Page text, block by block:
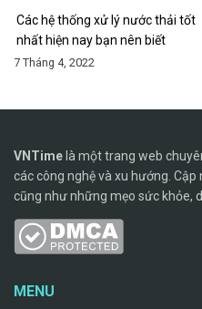
Các hệ thống xử lý nước thải tốt
nhất hiện nay bạn nên biết
7 Tháng 4, 2022
VNTime là một trang web
các công nghệ và xu hướng.
cũng như những mẹo sức khỏe,
MENU